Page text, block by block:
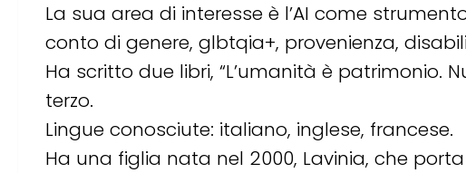
La sua area di interesse è l’AI come
conto di genere, glbtqia+, provenienza,
Ha scritto due libri, “L’umanità è patrimonio.
terzo.
Lingue conosciute: italiano, inglese, francese.
Ha una figlia nata nel 2000, Lavinia, che